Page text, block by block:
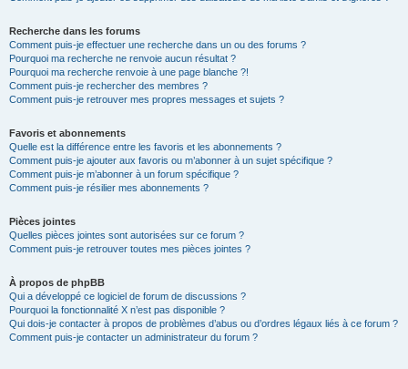
Recherche dans les forums
Comment puis-je effectuer une recherche dans un ou des forums ?
Pourquoi ma recherche ne renvoie aucun résultat ?
Pourquoi ma recherche renvoie à une page blanche ?!
Comment puis-je rechercher des membres ?
Comment puis-je retrouver mes propres messages et sujets ?
Favoris et abonnements
Quelle est la différence entre les favoris et les abonnements ?
Comment puis-je ajouter aux favoris ou m’abonner à un sujet spécifique ?
Comment puis-je m’abonner à un forum spécifique ?
Comment puis-je résilier mes abonnements ?
Pièces jointes
Quelles pièces jointes sont autorisées sur ce forum ?
Comment puis-je retrouver toutes mes pièces jointes ?
À propos de phpBB
Qui a développé ce logiciel de forum de discussions ?
Pourquoi la fonctionnalité X n’est pas disponible ?
Qui dois-je contacter à propos de problèmes d’abus ou d’ordres légaux liés à ce forum ?
Comment puis-je contacter un administrateur du forum ?